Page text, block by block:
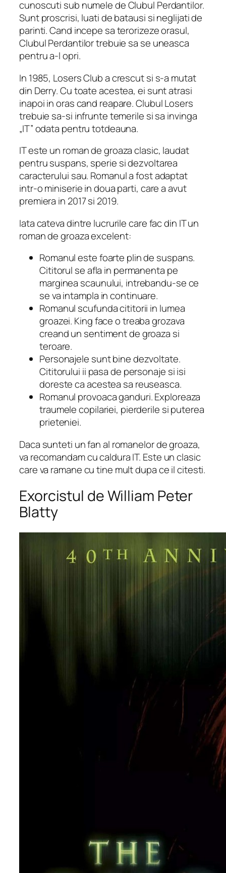
cunoscuti sub numele de Clubul Perdantilor.
Sunt proscrisi, luati de batausi si neglijati de
parinti. Cand incepe sa terorizeze orasul,
Clubul Perdantilor trebuie sa se uneasca
pentru a-l opri.
In 1985, Losers Club a crescut si s-a mutat
din Derry. Cu toate acestea, ei sunt atrasi
inapoi in oras cand reapare. Clubul Losers
trebuie sa-si infrunte temerile si sa invinga
„IT” odata pentru totdeauna.
IT este un roman de groaza clasic, laudat
pentru suspans, sperie si dezvoltarea
caracterului sau. Romanul a fost adaptat
intr-o miniserie in doua parti, care a avut
premiera in 2017 si 2019.
Iata cateva dintre lucrurile care fac din IT un
roman de groaza excelent:
Romanul este foarte plin de suspans.
Cititorul se afla in permanenta pe
marginea scaunului, intrebandu-se ce
se va intampla in continuare.
Romanul scufunda cititorii in lumea
groazei. King face o treaba grozava
creand un sentiment de groaza si
teroare.
Personajele sunt bine dezvoltate.
Cititorului ii pasa de personaje si isi
doreste ca acestea sa reuseasca.
Romanul provoaca ganduri. Exploreaza
traumele copilariei, pierderile si puterea
prieteniei.
Daca sunteti un fan al romanelor de groaza,
va recomandam cu caldura IT. Este un clasic
care va ramane cu tine mult dupa ce il citesti.
Exorcistul de William Peter
Blatty